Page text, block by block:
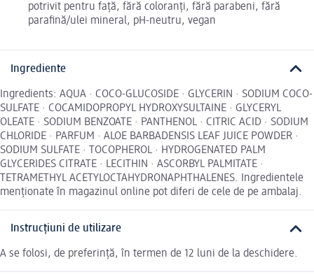
potrivit pentru față, fără coloranți, fără parabeni, fără
parafină/ulei mineral, pH-neutru, vegan
Ingrediente
Ingredients: AQUA · COCO-GLUCOSIDE · GLYCERIN · SODIUM COCO-
SULFATE · COCAMIDOPROPYL HYDROXYSULTAINE · GLYCERYL
OLEATE · SODIUM BENZOATE · PANTHENOL · CITRIC ACID · SODIUM
CHLORIDE · PARFUM · ALOE BARBADENSIS LEAF JUICE POWDER ·
SODIUM SULFATE · TOCOPHEROL · HYDROGENATED PALM
GLYCERIDES CITRATE · LECITHIN · ASCORBYL PALMITATE ·
TETRAMETHYL ACETYLOCTAHYDRONAPHTHALENES. Ingredientele
menționate în magazinul online pot diferi de cele de pe ambalaj.
Instrucțiuni de utilizare
A se folosi, de preferință, în termen de 12 luni de la deschidere.